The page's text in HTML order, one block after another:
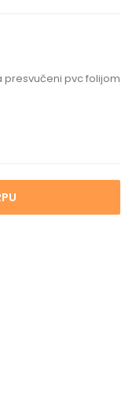
pvc folijom